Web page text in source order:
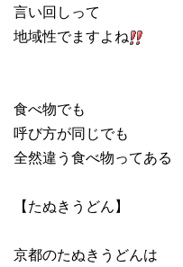
言い回しって
地域性でますよね
食べ物でも
呼び方が同じでも
全然違う食べ物ってある
【たぬきうどん】
京都のたぬきうどんは